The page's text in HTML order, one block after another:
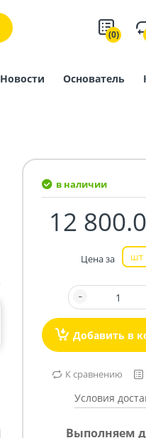
(0)
Новости Основатель
в наличии
12
Цена за шт
Добавить в
К сравнению
Условия
Выполняем